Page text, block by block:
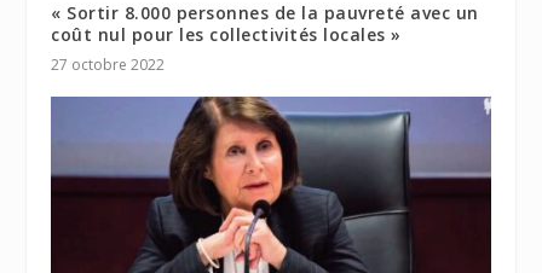
« Sortir 8.000 personnes de la pauvreté avec un
coût nul pour les collectivités locales »
27 octobre 2022